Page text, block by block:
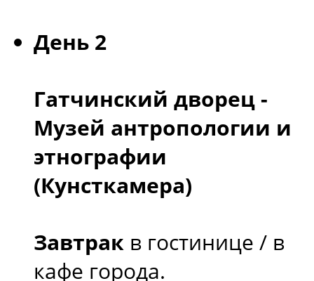
День 2
Гатчинский дворец -
Музей антропологии и
этнографии
(Кунсткамера)
Завтрак в гостинице / в
кафе города.